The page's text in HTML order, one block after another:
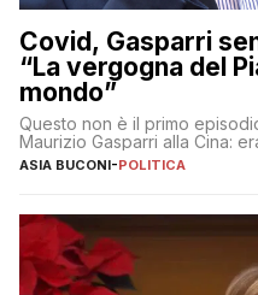
Covid, Gasparri
“La vergogna del
mondo”
Questo non è il primo
Maurizio Gasparri alla Cina:
ASIA BUCONI-POLITICA